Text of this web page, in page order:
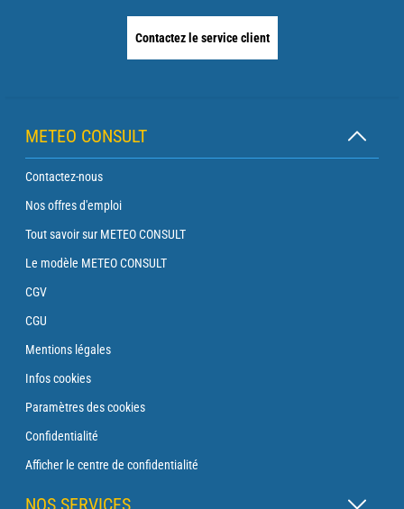
Contactez le service client
METEO CONSULT
Contactez-nous
Nos offres d'emploi
Tout savoir sur METEO CONSULT
Le modèle METEO CONSULT
CGV
CGU
Mentions légales
Infos cookies
Paramètres des cookies
Confidentialité
Afficher le centre de confidentialité
NOS SERVICES